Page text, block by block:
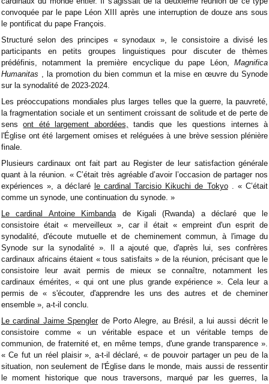
convoquée par le pape Léon XIII après une interruption de douze ans sous
le pontificat du pape François.
Structuré selon des principes « synodaux », le consistoire a divisé les
participants en petits groupes linguistiques pour discuter de thèmes
prédéfinis, notamment la première encyclique du pape Léon, Magnifica
Humanitas , la promotion du bien commun et la mise en œuvre du Synode
sur la synodalité de 2023-2024.
Les préoccupations mondiales plus larges telles que la guerre, la pauvreté,
la fragmentation sociale et un sentiment croissant de solitude et de perte de
sensont été largement abordées,
tandis que les questions internes à
l'Église ont été largement omises et reléguées à une brève session plénière
finale.
Plusieurs cardinaux ont fait part au Register de leur satisfaction générale
quant à la réunion. « C’était très agréable d’avoir l’occasion de partager nos
expériences », a déclaré le cardinal Tarcisio Kikuchi de Tokyo. « C’était
comme un synode, une continuation du synode. »
Le cardinal Antoine Kimbandade Kigali (Rwanda) a déclaré que le
consistoire était « merveilleux », car il était « empreint d'un esprit de
synodalité, d'écoute mutuelle et de cheminement commun, à l'image du
Synode sur la synodalité ». Il a ajouté que, d'après lui, ses confrères
cardinaux africains étaient « tous satisfaits » de la réunion, précisant que le
consistoire leur avait permis de mieux se connaître, notamment les
cardinaux émérites, « qui ont une plus grande expérience ». Cela leur a
permis de « s'écouter, d'apprendre les uns des autres et de cheminer
ensemble », a-t-il conclu.
Le cardinal Jaime Spenglerde Porto Alegre, au Brésil, a lui aussi décrit le
consistoire comme « un véritable espace et un véritable temps de
communion, de fraternité et, en même temps, d'une grande transparence ».
« Ce fut un réel plaisir », a-t-il déclaré, « de pouvoir partager un peu de la
situation, non seulement de l'Église dans le monde, mais aussi de ressentir
le moment historique que nous traversons, marqué par les guerres, la